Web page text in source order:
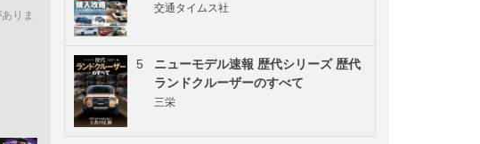
りま
交通タイムス社
5
ニューモデル速報 歴代シリーズ 歴代
ランドクルーザーのすべて
三栄